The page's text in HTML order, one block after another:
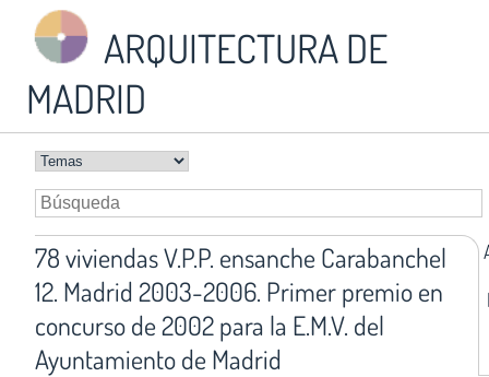
ARQUITECTURA DE
MADRID
78 viviendas V.P.P. ensanche Carabanchel
12. Madrid 2003-2006. Primer premio en
concurso de 2002 para la E.M.V. del
Ayuntamiento de Madrid